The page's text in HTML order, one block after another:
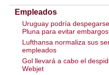
Empleados
Uruguay podría
Pluna para evitar embargos
Lufthansa normaliza sus
empleados
Gol llevará a cabo el
Webjet